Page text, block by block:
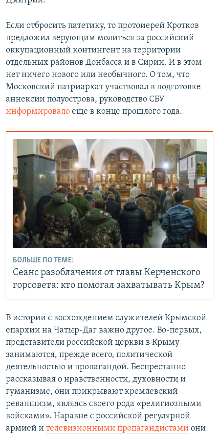
Если отбросить патетику, то протоиерей Кротков
предложил верующим молиться за российский
оккупационный контингент на территории
отдельных районов Донбасса и в Сирии. И в этом
нет ничего нового или необычного. О том, что
Московский патриархат участвовал в подготовке
аннексии полуострова, руководство СБУ
информировало еще в конце прошлого года.
БОЛЬШЕ ПО ТЕМЕ:
Сеанс разоблачения от главы Керченского
горсовета: кто помогал захватывать Крым?
В истории с восхождением служителей Крымской
епархии на Чатыр-Даг важно другое. Во-первых,
представители российской церкви в Крыму
занимаются, прежде всего, политической
деятельностью и пропагандой. Беспрестанно
рассказывая о нравственности, духовности и
гуманизме, они прикрывают кремлевский
реваншизм, являясь своего рода «религиозными
войсками». Наравне с российской регулярной
армией и телевизионными пропагандистами они